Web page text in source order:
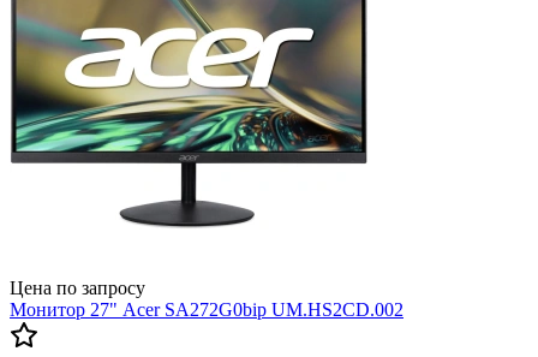
Цена по запросу
Монитор 27" Acer SA272G0bip UM.HS2CD.002